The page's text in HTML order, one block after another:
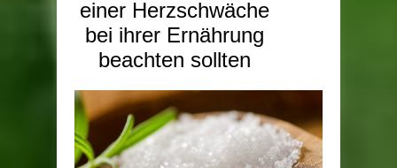
einer Herzschwäche
bei ihrer Ernährung
beachten sollten